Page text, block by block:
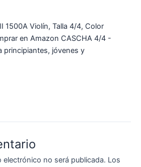
1500A Violín, Talla 4/4, Color
en Amazon CASCHA 4/4 -
principiantes, jóvenes y
electrónico no será publicada. Los